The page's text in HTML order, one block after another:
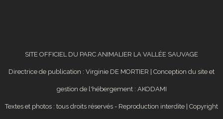
SITE OFFICIEL DU PARC ANIMALIER LA VALLÉE SAUVAGE
Directrice de publication : Virginie DE MORTIER | Conception du site et
gestion de l'hébergement : AKODAMI
Textes et photos : tous droits réservés - Reproduction interdite | Copyright